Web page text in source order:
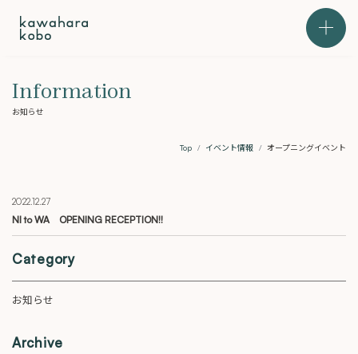
メニュ
Information
お知らせ
Top イベント情報 オープニングイベント
2022.12.27
NI to WA OPENING RECEPTION!!
Category
お知らせ
Archive